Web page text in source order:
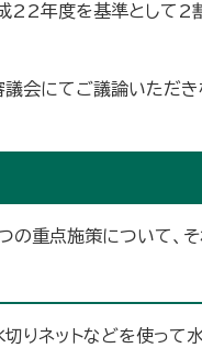
22年度を基準として2
会にてご議論いただ
重点施策について、そ
りネットなどを使って